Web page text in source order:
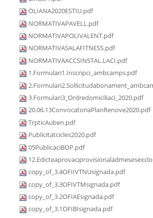
OLIANA2020ESTIU.pdf
NORMATIVAPAVELL.pdf
NORMATIVAPOLIVALENT.pdf
NORMATIVASALAFITNESS.pdf
NORMATIVAACCSINSTAL.LACI.pdf
1.Formulari1.Inscripci_ambcamps.pdf
3.Formulari3_Ordredomiciliaci_2020.pdf
20.06.13ConvocatoriaPlanRenove2020.pdf
TrpticAuben.pdf
Publicitatcicles2020.pdf
05PublicaciBOP.pdf
copy_of_3.4OFIIVTNUsignada.pdf
copy_of_3.3OFIVTMsignada.pdf
copy_of_3.2OFIAEsignada.pdf
copy_of_3.1OFIBIsignada.pdf